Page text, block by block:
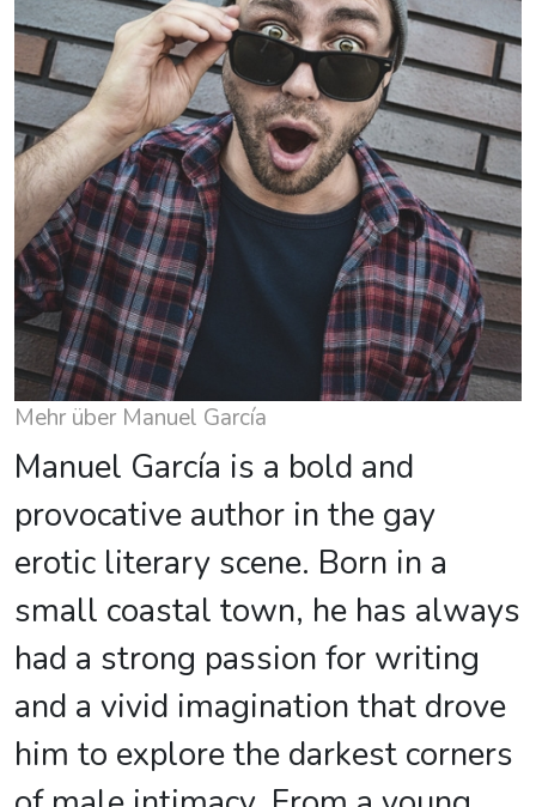
Mehr über Manuel García
Manuel García is a bold and
provocative author in the gay
erotic literary scene. Born in a
small coastal town, he has always
had a strong passion for writing
and a vivid imagination that drove
him to explore the darkest corners